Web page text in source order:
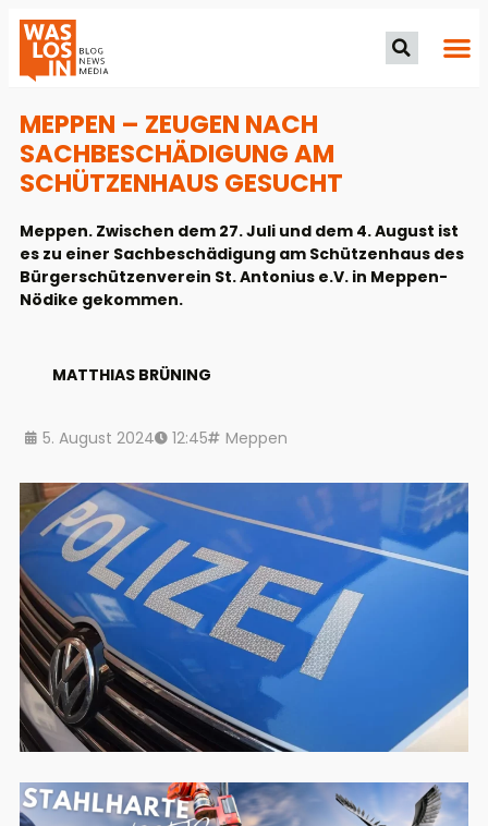
MEPPEN – ZEUGEN NACH
SACHBESCHÄDIGUNG AM
SCHÜTZENHAUS GESUCHT
Meppen. Zwischen dem 27. Juli und dem 4. August ist
es zu einer Sachbeschädigung am Schützenhaus des
Bürgerschützenverein St. Antonius e.V. in Meppen-
Nödike gekommen.
MATTHIAS BRÜNING
5. August 2024 12:45 Meppen